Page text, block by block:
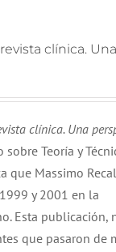
clínica. Una
sobre Teoría y
que Massimo
y 2001 en la
Esta publicación,
que pasaron de